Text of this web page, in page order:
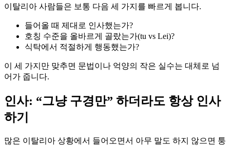
이탈리아 사람들은 보통 다음 세 가지를 빠르게 봅니다.
들어올 때 제대로 인사했는가?
호칭 수준을 올바르게 골랐는가(tu vs Lei)?
식탁에서 적절하게 행동했는가?
이 세 가지만 맞추면 문법이나 억양의 작은 실수는 대체로 넘
어가 줍니다.
인사: “그냥 구경만” 하더라도 항상 인사
하기
많은 이탈리아 상황에서 들어오면서 아무 말도 하지 않으면 퉁